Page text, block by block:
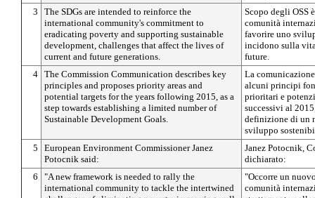
3
The SDGs are intended to reinforce the
international community's commitment to
eradicating poverty and supporting sustainable
development, challenges that affect the lives of
current and future generations.
Scopo degli OSS
comunità
favorire uno
incidono sulla
future.
4 The Commission Communication describes key
principles and proposes priority areas and
potential targets for the years following 2015, as a
step towards establishing a limited number of
Sustainable Development Goals.
La
alcuni principi
prioritari e
successivi al
definizione di un
sviluppo
5
European Environment Commissioner Janez
Potocnik said:
Janez Potocnik,
dichiarato:
6
"A new framework is needed to rally the
international community to tackle the intertwined
"Occorre un
comunità